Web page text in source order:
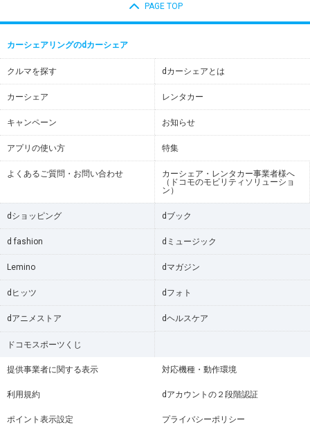
PAGE TOP
カーシェアリングのdカーシェア
クルマを探す dカーシェアとは
カーシェア レンタカー
キャンペーン お知らせ
アプリの使い方 特集
よくあるご質問・お問い合わせ
カーシェア・レンタカー事業者様へ
（ドコモのモビリティソリューショ
ン）
dショッピング dブック
d fashion dミュージック
Lemino dマガジン
dヒッツ dフォト
dアニメストア dヘルスケア
ドコモスポーツくじ
提供事業者に関する表示 対応機種・動作環境
利用規約 dアカウントの２段階認証
ポイント表示設定 プライバシーポリシー